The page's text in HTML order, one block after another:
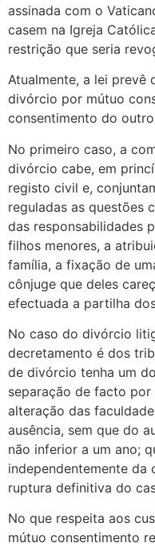
assinada com o
casem na Igreja
restrição que seria
Atualmente, a lei prevê
divórcio por mútuo
consentimento do
No primeiro caso, a
divórcio cabe, em
registo civil e,
reguladas as questões
das responsabilidades
filhos menores, a
família, a fixação de
cônjuge que deles
efectuada a partilha
No caso do divórcio
decretamento é dos
de divórcio tenha um
separação de facto
alteração das
ausência, sem que do
não inferior a um ano;
independentemente da
ruptura definitiva do
No que respeita aos
mútuo consentimento